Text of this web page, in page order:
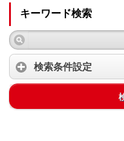
キーワード検索
検索条件設定